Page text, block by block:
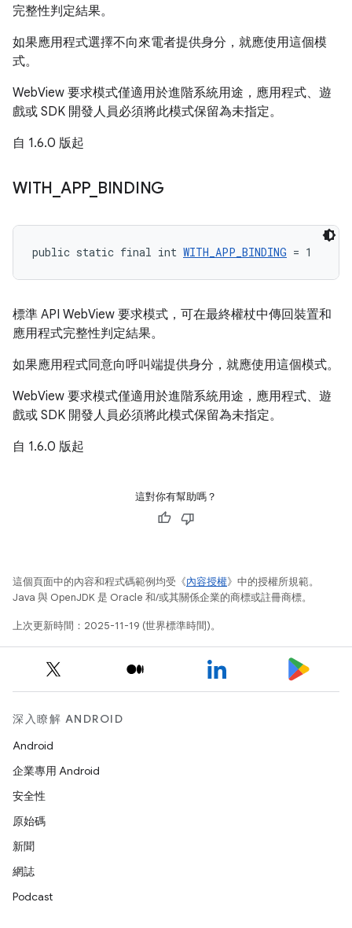
完整性判定結果。
如果應用程式選擇不向來電者提供身分，就應使用這個模
式。
WebView 要求模式僅適用於進階系統用途，應用程式、遊
戲或 SDK 開發人員必須將此模式保留為未指定。
自 1.6.0 版起
WITH APP_ BINDING
public static final int WITH_APP_BINDING = 1
標準 API WebView 要求模式，可在最終權杖中傳回裝置和
應用程式完整性判定結果。
如果應用程式同意向呼叫端提供身分，就應使用這個模式。
WebView 要求模式僅適用於進階系統用途，應用程式、遊
戲或 SDK 開發人員必須將此模式保留為未指定。
自 1.6.0 版起
這對你有幫助嗎？
這個頁面中的內容和程式碼範例均受《內容授權》中的授權所規範。
Java 與 OpenJDK 是 Oracle 和/或其關係企業的商標或註冊商標。
上次更新時間：2025-11-19 (世界標準時間)。
深入瞭解 ANDROID
Android
企業專用 Android
安全性
原始碼
新聞
網誌
Podcast